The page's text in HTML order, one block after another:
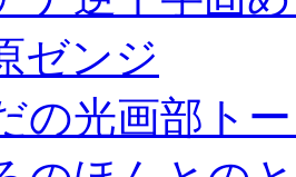
ゼンジ
の光画部ト